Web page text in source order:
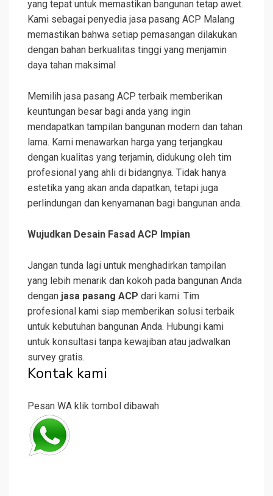
yang tepat untuk memastikan bangunan tetap awet.
Kami sebagai penyedia jasa pasang ACP Malang
memastikan bahwa setiap pemasangan dilakukan
dengan bahan berkualitas tinggi yang menjamin
daya tahan maksimal
Memilih jasa pasang ACP terbaik memberikan
keuntungan besar bagi anda yang ingin
mendapatkan tampilan bangunan modern dan tahan
lama. Kami menawarkan harga yang terjangkau
dengan kualitas yang terjamin, didukung oleh tim
profesional yang ahli di bidangnya. Tidak hanya
estetika yang akan anda dapatkan, tetapi juga
perlindungan dan kenyamanan bagi bangunan anda.
Wujudkan Desain Fasad ACP Impian
Jangan tunda lagi untuk menghadirkan tampilan
yang lebih menarik dan kokoh pada bangunan Anda
dengan jasa pasang ACP dari kami. Tim
profesional kami siap memberikan solusi terbaik
untuk kebutuhan bangunan Anda. Hubungi kami
untuk konsultasi tanpa kewajiban atau jadwalkan
survey gratis.
Kontak kami
Pesan WA klik tombol dibawah